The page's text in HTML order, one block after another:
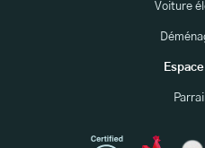
Voiture